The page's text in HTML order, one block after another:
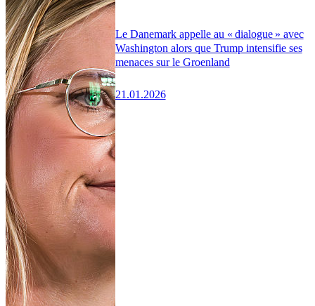
Le Danemark appelle au « dialogue » avec
Washington alors que Trump intensifie ses
menaces sur le Groenland
21.01.2026